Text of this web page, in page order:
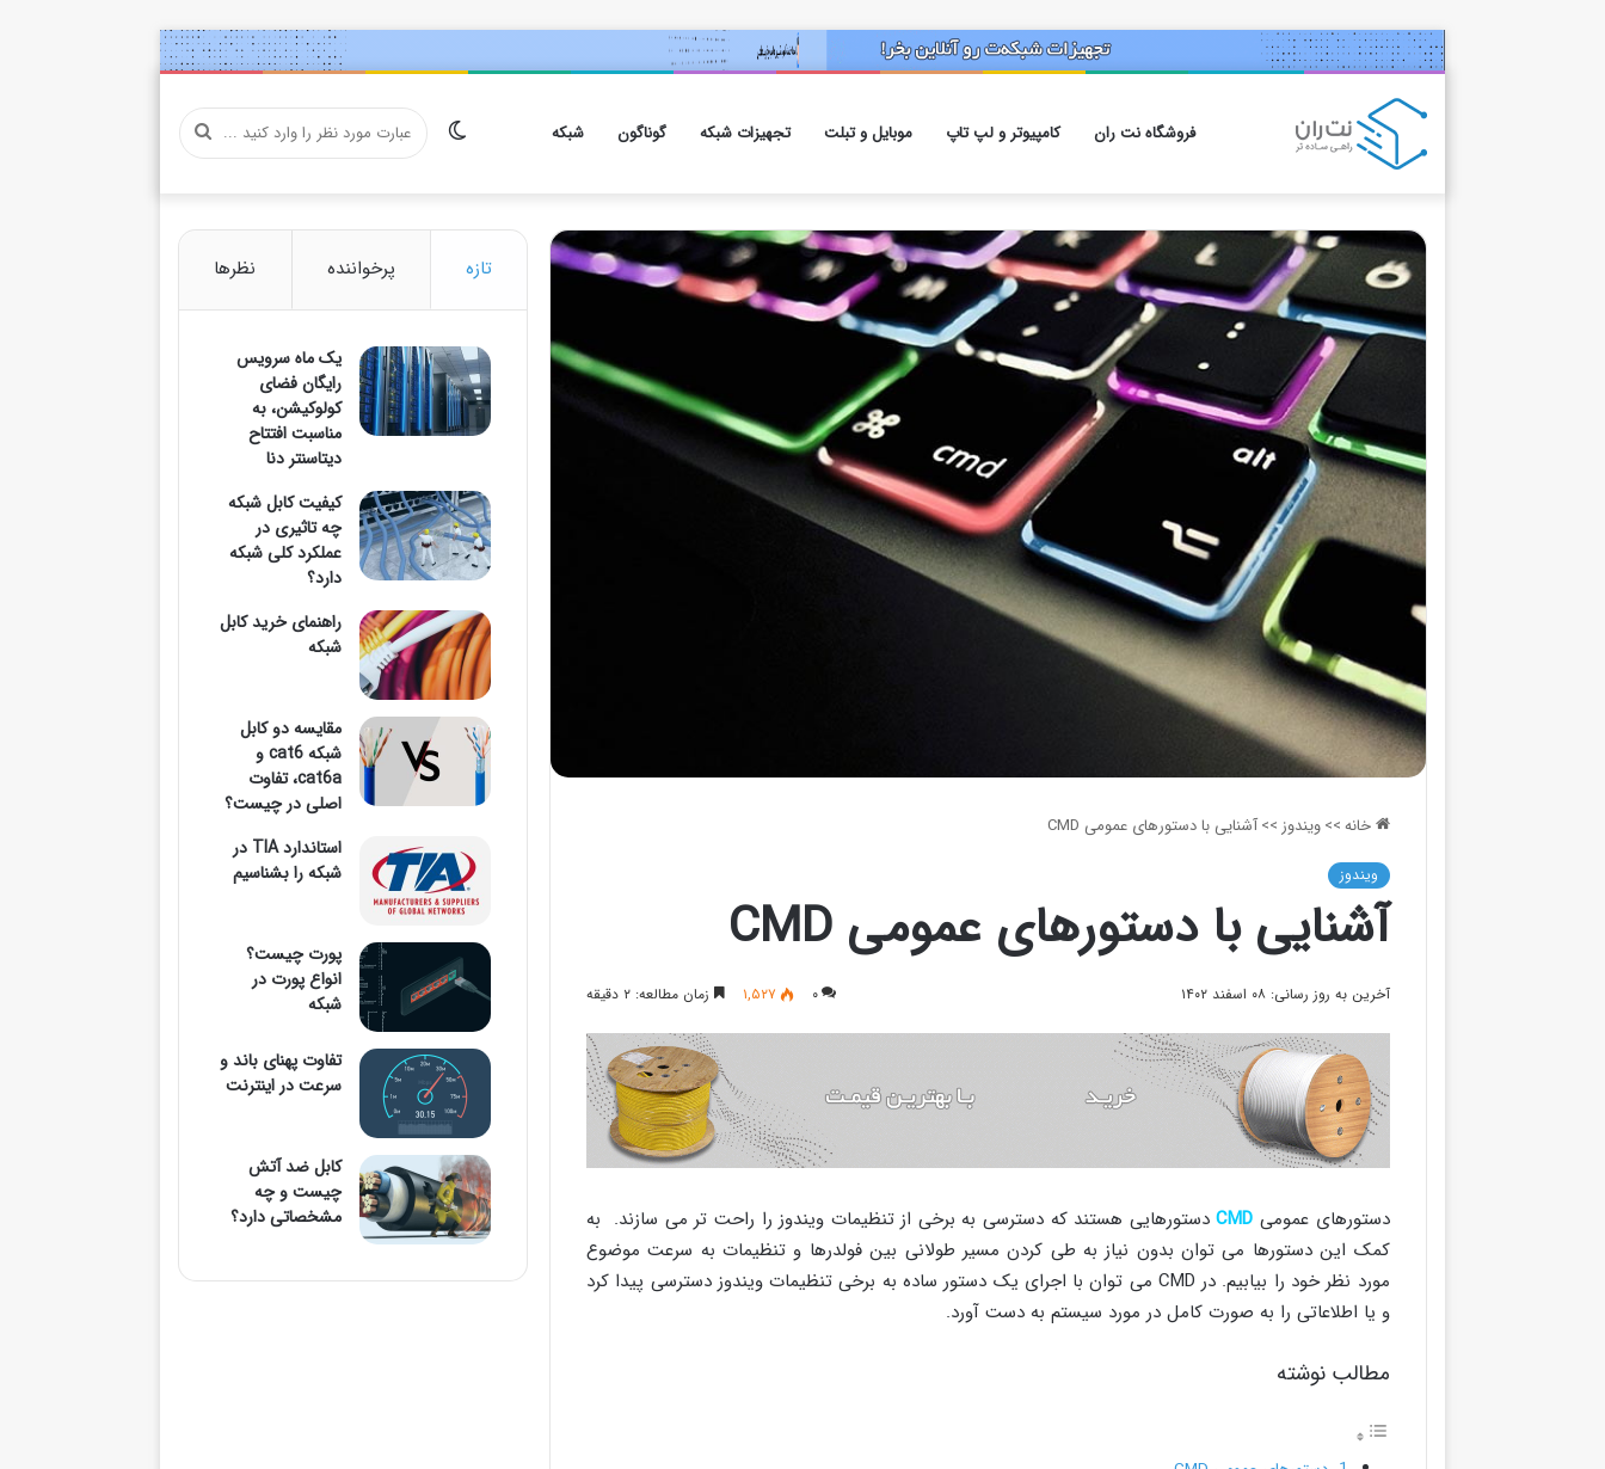
فروشگاه نت ران کامپیوتر و لپ تاپ موبایل و تبلت تجهیزات شبکه گوناگون شبکه عبارت تغییر
خانه>> ویندوز>> آشنایی با دستورهای عمومی CMD
ویندوز
آشنایی با دستورهای عمومی CMD
آخرین به روز رسانی: ۰۸ اسفند ۱۴۰۲ ۰ ۱,۵۲۷ زمان مطالعه: ۲ دقیقه
دستورهای عمومی CMDدستورهایی هستند که دسترسی به برخی از تنظیمات ویندوز را راحت تر می سازند. به
کمک این دستورها می توان بدون نیاز به طی کردن مسیر طولانی بین فولدرها و تنظیمات به سرعت موضوع
مورد نظر خود را بیابیم. در CMD می توان با اجرای یک دستور ساده به برخی تنظیمات ویندوز دسترسی پیدا کرد
و یا اطلاعاتی را به صورت کامل در مورد سیستم به دست آورد.
مطالب نوشته
تازه پرخواننده نظرها
یک ماه سرویس
رایگان فضای
کولوکیشن، به
مناسبت افتتاح
دیتاسنتر دنا
کیفیت کابل شبکه
چه تاثیری در
عملکرد کلی شبکه
دارد؟
راهنمای خرید کابل
شبکه
مقایسه دو کابل
شبکه cat6 و
cat6a، تفاوت
اصلی در چیست؟
استاندارد TIA در
شبکه را بشناسیم
پورت چیست؟
انواع پورت در
شبکه
تفاوت پهنای باند و
سرعت در اینترنت
کابل ضد آتش
چیست و چه
مشخصاتی دارد؟